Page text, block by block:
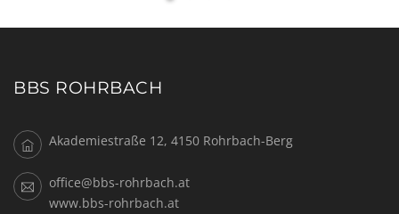
BBS ROHRBACH
Akademiestraße 12, 4150 Rohrbach-Berg
office@bbs-rohrbach.at
www.bbs-rohrbach.at